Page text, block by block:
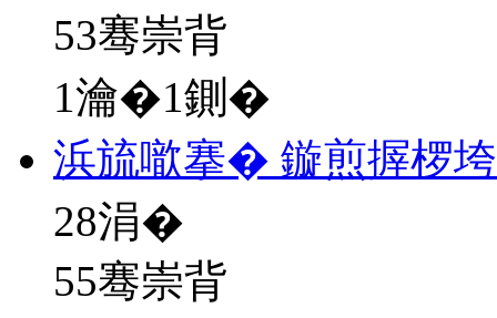
53骞崇背
1瀹�1鍘�
浜旈噷搴� 鏇煎搱椤
28涓�
55骞崇背